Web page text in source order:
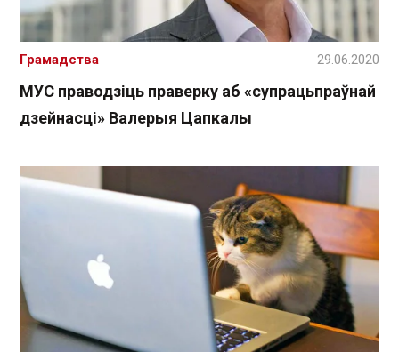
МУС праводзіць праверку аб «супрацьпраўнай
дзейнасці» Валерыя Цапкалы
Грамадства 29.06.2020